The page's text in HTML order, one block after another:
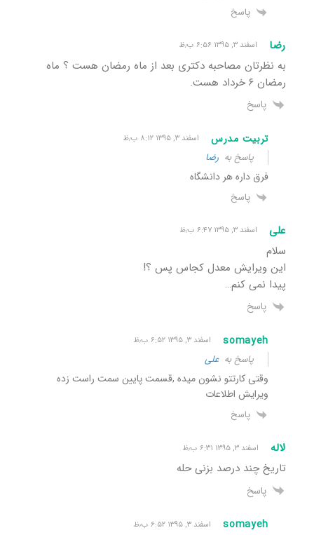
پاسخ
رضا اسفند ۳, ۱۳۹۵ ۶:۵۶ ب٫ظ
به نظرتان مصاحبه دکتری بعد از ماه رمضان هست ؟ ماه
رمضان ۶ خرداد هست.
پاسخ
تربیت مدرس اسفند ۳, ۱۳۹۵ ۸:۱۲ ب٫ظ
پاسخ به رضا
فرق داره هر دانشگاه
پاسخ
علی اسفند ۳, ۱۳۹۵ ۶:۴۷ ب٫ظ
سلام
این ویرایش معدل کجاس پس ؟!
پیدا نمی کنم…
پاسخ
somayeh اسفند ۳, ۱۳۹۵ ۶:۵۲ ب٫ظ
پاسخ بهعلی
وقتی کارتتو نشون میده ,قسمت پایین سمت راست زده
ویرایش اطلاعات
پاسخ
لاله اسفند ۳, ۱۳۹۵ ۶:۳۱ ب٫ظ
تاریخ چند درصد بزنی حله
پاسخ
somayeh اسفند ۳, ۱۳۹۵ ۶:۵۲ ب٫ظ